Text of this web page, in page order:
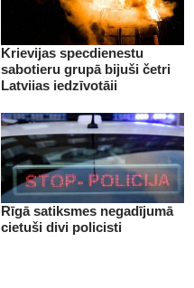
Krievijas specdienestu
sabotieru grupā bijuši četri
Latvijas iedzīvotāji
Rīgā satiksmes negadījumā
cietuši divi policisti